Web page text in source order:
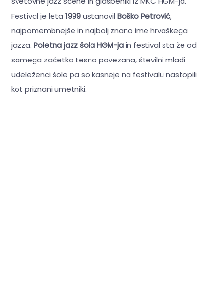
Festival je leta 1999ustanovil Boško Petrović,
najpomembnejše in najbolj znano ime hrvaškega
jazza. Poletna jazz šola HGM-jain festival sta že od
samega začetka tesno povezana, številni mladi
udeleženci šole pa so kasneje na festivalu nastopili
kot priznani umetniki.